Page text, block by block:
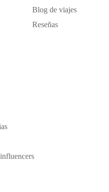
Blog de viajes
Reseñas